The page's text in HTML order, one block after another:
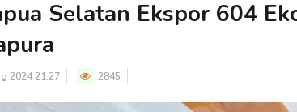
Selatan Ekspor 604
2024 21:27 2845